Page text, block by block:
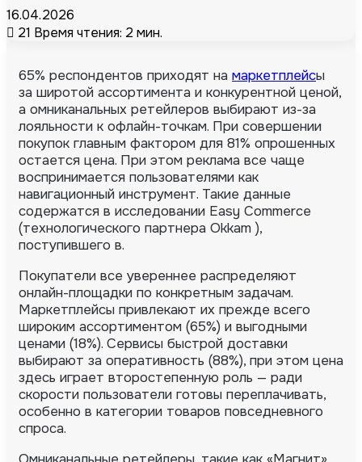
16.04.2026
21 Время чтения: 2 мин.
65% респондентов приходят на маркетплейсы
за широтой ассортимента и конкурентной ценой,
а омниканальных ретейлеров выбирают из-за
лояльности к офлайн-точкам. При совершении
покупок главным фактором для 81% опрошенных
остается цена. При этом реклама все чаще
воспринимается пользователями как
навигационный инструмент. Такие данные
содержатся в исследовании Easy Commerce
(технологического партнера Okkam ),
поступившего в.
Покупатели все увереннее распределяют
онлайн-площадки по конкретным задачам.
Маркетплейсы привлекают их прежде всего
широким ассортиментом (65%) и выгодными
ценами (18%). Сервисы быстрой доставки
выбирают за оперативность (88%), при этом цена
здесь играет второстепенную роль — ради
скорости пользователи готовы переплачивать,
особенно в категории товаров повседневного
спроса.